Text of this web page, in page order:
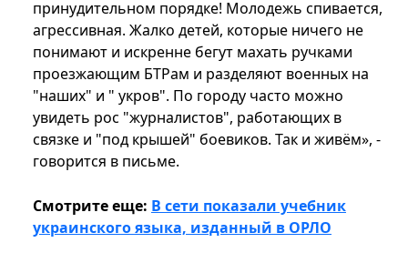
принудительном порядке! Молодежь спивается,
агрессивная. Жалко детей, которые ничего не
понимают и искренне бегут махать ручками
проезжающим БТРам и разделяют военных на
"наших" и " укров". По городу часто можно
увидеть рос "журналистов", работающих в
связке и "под крышей" боевиков. Так и живём», -
говорится в письме.
Смотрите еще: В сети показали учебник
украинского языка, изданный в ОРЛО